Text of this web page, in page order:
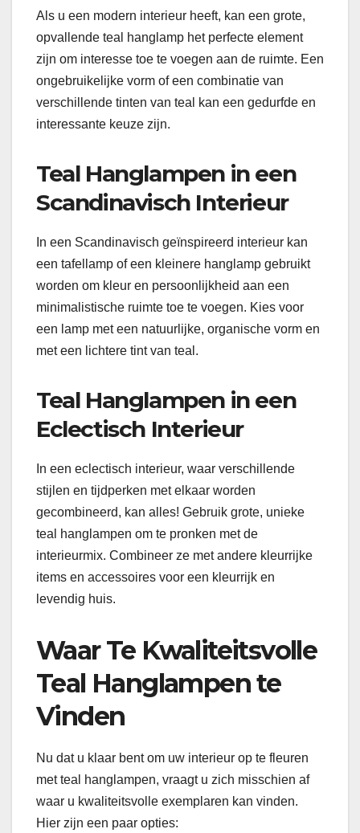
Als u een modern interieur heeft, kan een grote,
opvallende teal hanglamp het perfecte element
zijn om interesse toe te voegen aan de ruimte. Een
ongebruikelijke vorm of een combinatie van
verschillende tinten van teal kan een gedurfde en
interessante keuze zijn.
Teal Hanglampen in een
Scandinavisch Interieur
In een Scandinavisch geïnspireerd interieur kan
een tafellamp of een kleinere hanglamp gebruikt
worden om kleur en persoonlijkheid aan een
minimalistische ruimte toe te voegen. Kies voor
een lamp met een natuurlijke, organische vorm en
met een lichtere tint van teal.
Teal Hanglampen in een
Eclectisch Interieur
In een eclectisch interieur, waar verschillende
stijlen en tijdperken met elkaar worden
gecombineerd, kan alles! Gebruik grote, unieke
teal hanglampen om te pronken met de
interieurmix. Combineer ze met andere kleurrijke
items en accessoires voor een kleurrijk en
levendig huis.
Waar Te Kwaliteitsvolle
Teal Hanglampen te
Vinden
Nu dat u klaar bent om uw interieur op te fleuren
met teal hanglampen, vraagt u zich misschien af
waar u kwaliteitsvolle exemplaren kan vinden.
Hier zijn een paar opties: